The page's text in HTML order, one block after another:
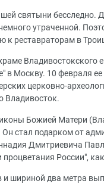
святыни
утраченной.
реставраторам в
в Москву. 10 февраля
церковно-
Владивосток.
Божией Матери
стал подарком от
Дмитриевича
процветания России",
шириной два метра